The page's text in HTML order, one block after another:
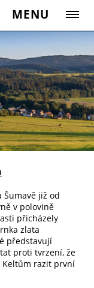
MENU
již od
v polovině
přicházely
zlata
představují
proti tvrzení, že
Keltům razit první